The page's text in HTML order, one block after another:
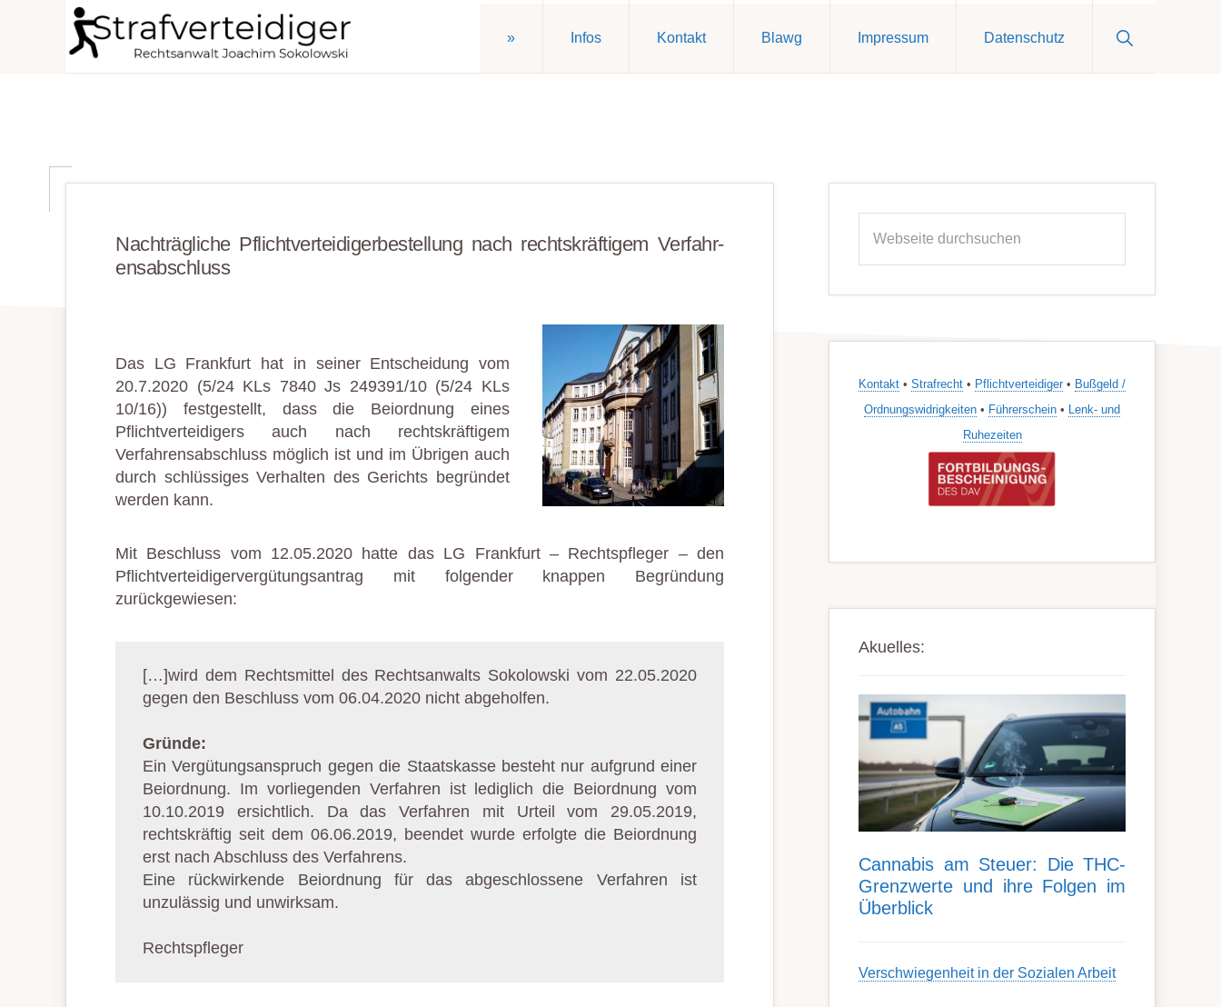
Zur
Hauptnavigation
springen
Zum
Inhalt
springen
Zur
Seitenspalte
springen
STRAFVERTEIDIGER
Rechtsanwalt
Fachanwalt
» Infos Kontakt Blawg Impressum Datenschutz
Show
Search
Nach­träg­liche Pflicht­ver­teidiger­be­stell­ung nach rechts­kräftig­em Ver­fahr­
ens­ab­schluss
Das LG Frankfurt hat in seiner Entscheidung vom
20.7.2020 (5/24 KLs 7840 Js 249391/10 (5/24 KLs
10/16)) festgestellt, dass die Beiordnung eines
Pflichtverteidigers auch nach rechtskräftigem
Verfahrensabschluss möglich ist und im Übrigen auch
durch schlüssiges Verhalten des Gerichts begründet
werden kann.
Mit Beschluss vom 12.05.2020 hatte das LG Frankfurt – Rechtspfleger – den
Pflichtverteidigervergütungsantrag mit folgender knappen Begründung
zurückgewiesen:
[…]wird dem Rechtsmittel des Rechtsanwalts Sokolowski vom 22.05.2020
gegen den Beschluss vom 06.04.2020 nicht abgeholfen.
Gründe:
Ein Vergütungsanspruch gegen die Staatskasse besteht nur aufgrund einer
Beiordnung. Im vorliegenden Verfahren ist lediglich die Beiordnung vom
10.10.2019 ersichtlich. Da das Verfahren mit Urteil vom 29.05.2019,
rechtskräftig seit dem 06.06.2019, beendet wurde erfolgte die Beiordnung
erst nach Abschluss des Verfahrens.
Eine rückwirkende Beiordnung für das abgeschlossene Verfahren ist
unzulässig und unwirksam.
Rechtspfleger
Kontakt • Strafrecht • Pflichtverteidiger • Bußgeld /
Ordnungswidrigkeiten • Führerschein • Lenk- und
Ruhezeiten
Akuelles:
Can­nabis am Steu­er: Die THC-
Grenz­werte und ihre Folgen im
Über­blick
Ver­schwieg­en­heit in der Soz­ial­en Ar­beit